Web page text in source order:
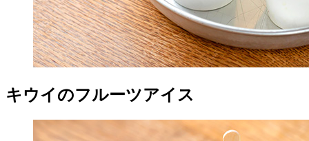
キウイのフルーツアイス